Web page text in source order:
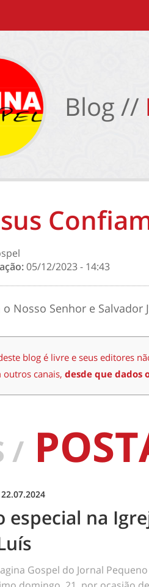
Blog //
05/12/2023 - 14:43
Nosso Senhor e Salvador
blog é livre e seus editores
canais, desde que dados
/
22.07.2024
especial na
Gospel do Jornal